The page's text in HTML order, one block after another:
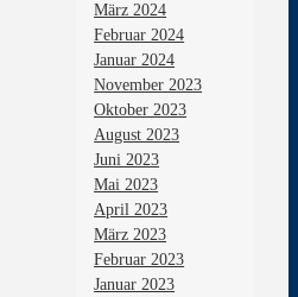
März 2024
Februar 2024
Januar 2024
November 2023
Oktober 2023
August 2023
Juni 2023
Mai 2023
April 2023
März 2023
Februar 2023
Januar 2023